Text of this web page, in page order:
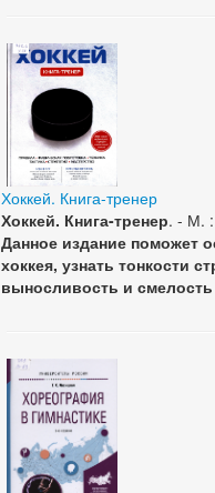
Хоккей. Книга-тренер
Хоккей. Книга-тренер. - М.
Данное издание поможет
хоккея, узнать тонкости
выносливость и смелость